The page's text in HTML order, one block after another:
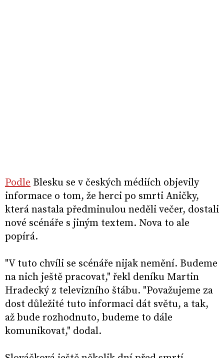
Podle Blesku se v českých médiích objevily
informace o tom, že herci po smrti Aničky,
která nastala předminulou neděli večer, dostali
nové scénáře s jiným textem. Nova to ale
popírá.
"V tuto chvíli se scénáře nijak nemění. Budeme
na nich ještě pracovat," řekl deníku Martin
Hradecký z televizního štábu. "Považujeme za
dost důležité tuto informaci dát světu, a tak,
až bude rozhodnuto, budeme to dále
komunikovat," dodal.